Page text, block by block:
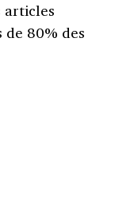
articles
de 80% des